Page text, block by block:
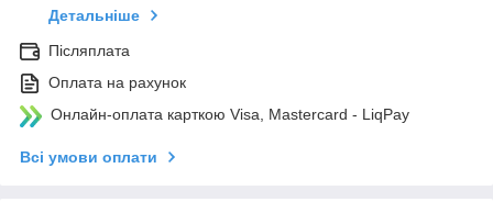
Детальніше
Післяплата
Оплата на рахунок
Онлайн-оплата карткою Visa, Mastercard - LiqPay
Всі умови оплати